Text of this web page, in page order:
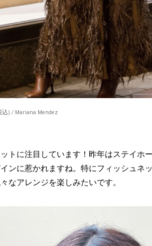
) / Mariana Mendez
トに注目しています！昨年はステイホ
インに惹かれますね。特にフィッシュ
なアレンジを楽しみたいです。